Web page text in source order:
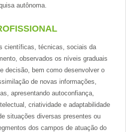
autônoma.
científicas, técnicas, sociais da
observados os níveis graduais
decisão, bem como desenvolver o
de novas informações,
apresentando autoconfiança,
criatividade e adaptabilidade
situações diversas presentes ou
dos campos de atuação do